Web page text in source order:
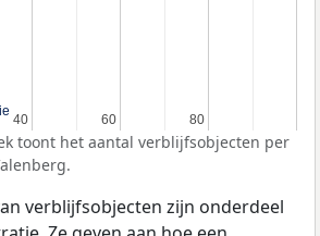
40
40 60
60 80
80
toont het aantal verblijfsobjecten per
verblijfsobjecten zijn onderdeel